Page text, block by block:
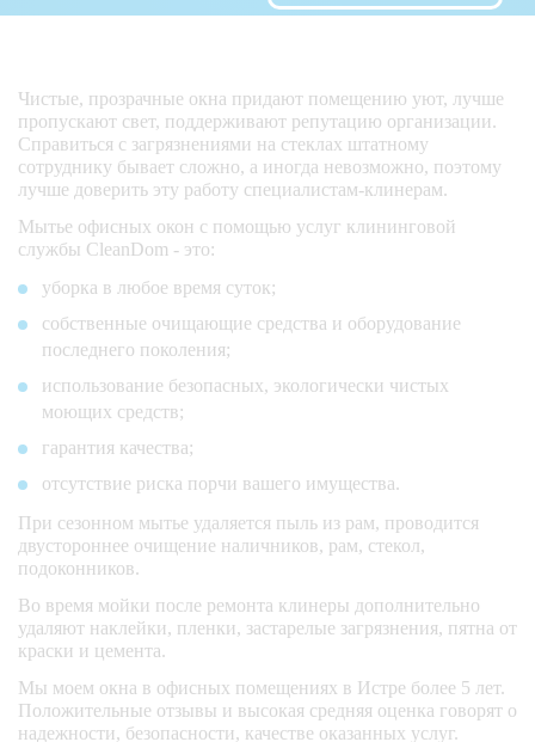
Чистые, прозрачные окна придают помещению уют, лучше
пропускают свет, поддерживают репутацию организации.
Справиться с загрязнениями на стеклах штатному
сотруднику бывает сложно, а иногда невозможно, поэтому
лучше доверить эту работу специалистам-клинерам.
Мытье офисных окон с помощью услуг клининговой
службы CleanDom - это:
уборка в любое время суток;
собственные очищающие средства и оборудование
последнего поколения;
использование безопасных, экологически чистых
моющих средств;
гарантия качества;
отсутствие риска порчи вашего имущества.
При сезонном мытье удаляется пыль из рам, проводится
двустороннее очищение наличников, рам, стекол,
подоконников.
Во время мойки после ремонта клинеры дополнительно
удаляют наклейки, пленки, застарелые загрязнения, пятна от
краски и цемента.
Мы моем окна в офисных помещениях в Истре более 5 лет.
Положительные отзывы и высокая средняя оценка говорят о
надежности, безопасности, качестве оказанных услуг.